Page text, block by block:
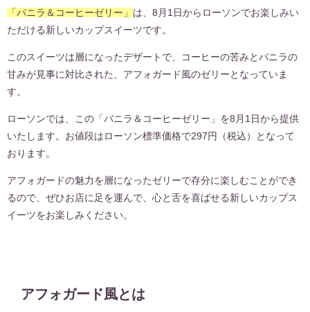
「バニラ＆コーヒーゼリー」 は、8月1日からローソンでお楽しみい
ただける新しいカップスイーツです。
このスイーツは層になったデザートで、コーヒーの苦みとバニラの
甘みが見事に対比された、アフォガード風のゼリーとなっていま
す。
ローソンでは、この「バニラ＆コーヒーゼリー」を8月1日から提供
いたします。お値段はローソン標準価格で297円（税込）となって
おります。
アフォガードの魅力を層になったゼリーで存分に楽しむことができ
るので、ぜひお店に足を運んで、心と舌を喜ばせる新しいカップス
イーツをお楽しみください。
アフォガード風とは